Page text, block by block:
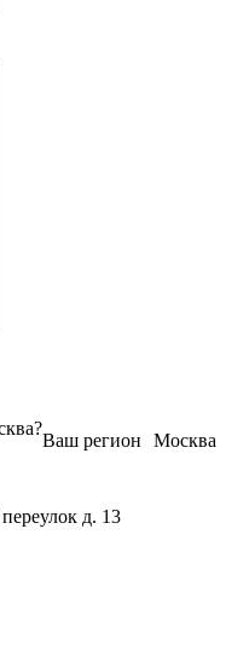
Москва
Ваш регион
?
д. 13